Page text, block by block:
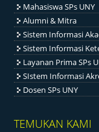
Mahasiswa SPs UNY
Alumni & Mitra
Sistem Informasi
Sistem Informasi
Layanan Prima SPs
SIstem Informasi
Dosen SPs UNY
TEMUKAN KAMI